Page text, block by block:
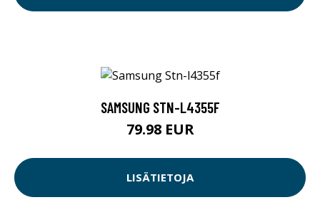
SAMSUNG STN-L4355F
79.98 EUR
LISÄTIETOJA